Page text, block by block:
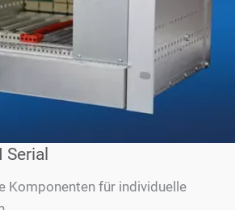
Serial
Komponenten für individuelle